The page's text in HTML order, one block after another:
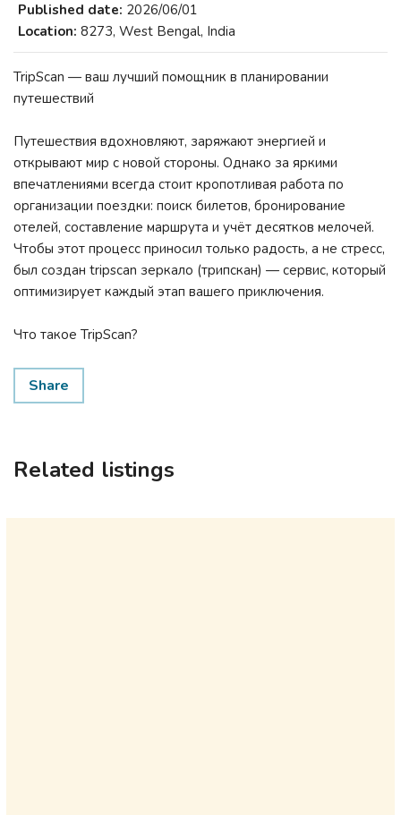
Published date: 2026/06/01
Location: 8273, West Bengal, India
TripScan — ваш лучший помощник в планировании
путешествий
Путешествия вдохновляют, заряжают энергией и
открывают мир с новой стороны. Однако за яркими
впечатлениями всегда стоит кропотливая работа по
организации поездки: поиск билетов, бронирование
отелей, составление маршрута и учёт десятков мелочей.
Чтобы этот процесс приносил только радость, а не стресс,
был создан tripscan зеркало (трипскан) — сервис, который
оптимизирует каждый этап вашего приключения.
Что такое TripScan?
Share
Related listings